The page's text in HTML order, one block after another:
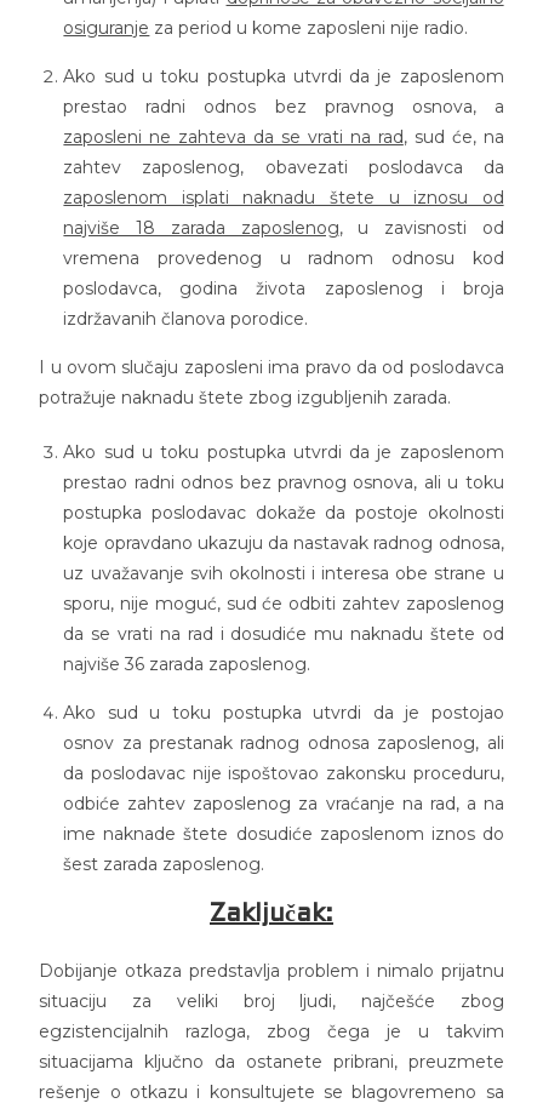
osiguranje za period u kome zaposleni nije radio.
Ako sud u toku postupka utvrdi da je zaposlenom
prestao radni odnos bez pravnog osnova, a
zaposleni ne zahteva da se vrati na rad, sud će, na
zahtev zaposlenog, obavezati poslodavca da
zaposlenom isplati naknadu štete u iznosu od
najviše 18 zarada zaposlenog, u zavisnosti od
vremena provedenog u radnom odnosu kod
poslodavca, godina života zaposlenog i broja
izdržavanih članova porodice.
I u ovom slučaju zaposleni ima pravo da od poslodavca
potražuje naknadu štete zbog izgubljenih zarada.
Ako sud u toku postupka utvrdi da je zaposlenom
prestao radni odnos bez pravnog osnova, ali u toku
postupka poslodavac dokaže da postoje okolnosti
koje opravdano ukazuju da nastavak radnog odnosa,
uz uvažavanje svih okolnosti i interesa obe strane u
sporu, nije moguć, sud će odbiti zahtev zaposlenog
da se vrati na rad i dosudiće mu naknadu štete od
najviše 36 zarada zaposlenog.
Ako sud u toku postupka utvrdi da je postojao
osnov za prestanak radnog odnosa zaposlenog, ali
da poslodavac nije ispoštovao zakonsku proceduru,
odbiće zahtev zaposlenog za vraćanje na rad, a na
ime naknade štete dosudiće zaposlenom iznos do
šest zarada zaposlenog.
Zaključak:
Dobijanje otkaza predstavlja problem i nimalo prijatnu
situaciju za veliki broj ljudi, najčešće zbog
egzistencijalnih razloga, zbog čega je u takvim
situacijama ključno da ostanete pribrani, preuzmete
rešenje o otkazu i konsultujete se blagovremeno sa